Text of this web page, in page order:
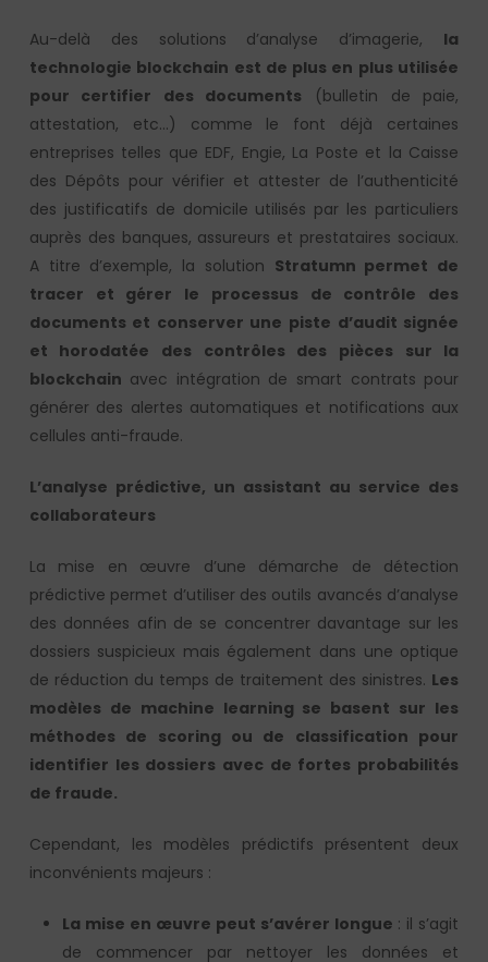
Au-delà des solutions d’analyse d’imagerie, la
technologie blockchain est de plus en plus utilisée
pour certifier des documents (bulletin de paie,
attestation, etc…) comme le font déjà certaines
entreprises telles que EDF, Engie, La Poste et la Caisse
des Dépôts pour vérifier et attester de l’authenticité
des justificatifs de domicile utilisés par les particuliers
auprès des banques, assureurs et prestataires sociaux.
A titre d’exemple, la solution Stratumn permet de
tracer et gérer le processus de contrôle des
documents et conserver une piste d’audit signée
et horodatée des contrôles des pièces sur la
blockchain avec intégration de smart contrats pour
générer des alertes automatiques et notifications aux
cellules anti-fraude.
L’analyse prédictive, un assistant au service des
collaborateurs
La mise en œuvre d’une démarche de détection
prédictive permet d’utiliser des outils avancés d’analyse
des données afin de se concentrer davantage sur les
dossiers suspicieux mais également dans une optique
de réduction du temps de traitement des sinistres. Les
modèles de machine learning se basent sur les
méthodes de scoring ou de classification pour
identifier les dossiers avec de fortes probabilités
de fraude.
Cependant, les modèles prédictifs présentent deux
inconvénients majeurs :
La mise en œuvre peut s’avérer longue : il s’agit
de commencer par nettoyer les données et